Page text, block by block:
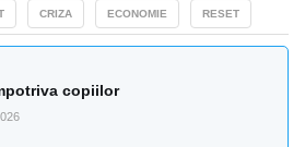
CRIZA ECONOMIE RESET
copiilor